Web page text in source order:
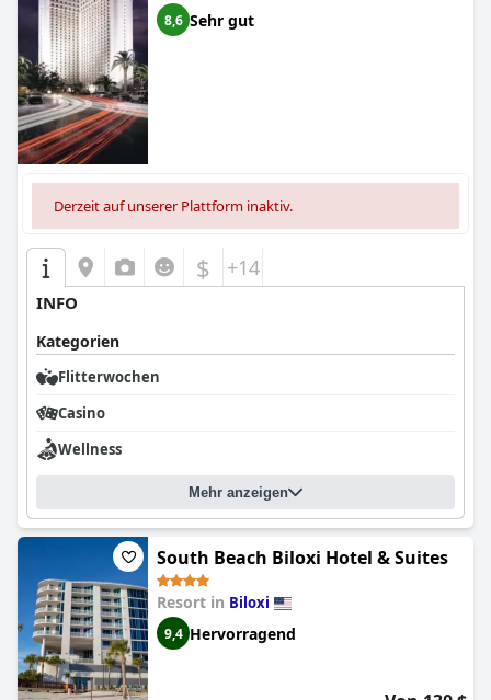
8,6 Sehr gut
Derzeit auf unserer Plattform inaktiv.
$ +14
INFO
Kategorien
Flitterwochen
Casino
Wellness
Mehr anzeigen
South Beach Biloxi Hotel & Suites
Resort in Biloxi
9,4 Hervorragend